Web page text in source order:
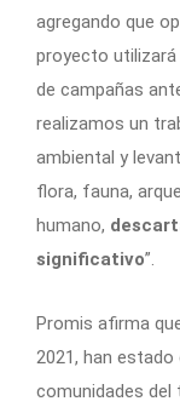
agregando que
proyecto
de campañas
realizamos un
ambiental y
flora, fauna,
humano,
significativo”.
Promis afirma
2021, han
comunidades del